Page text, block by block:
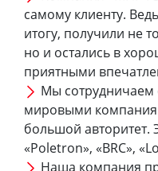
самому клиенту.
итогу, получили не
но и остались в
приятными
Мы сотрудничаем
мировыми
большой авторитет.
«Poletron», «BRC»,
Наша компания